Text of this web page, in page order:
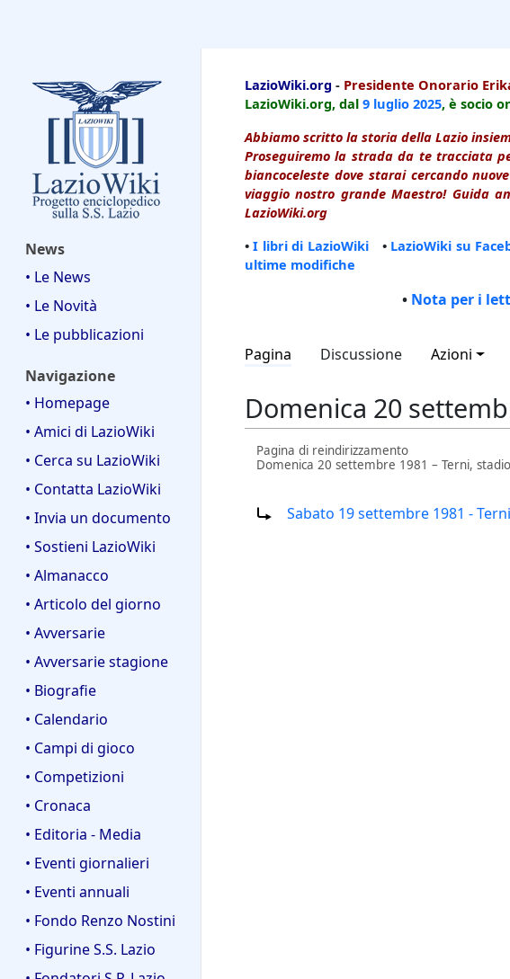
News
• Le News
• Le Novità
• Le pubblicazioni
Navigazione
• Homepage
• Amici di LazioWiki
• Cerca su LazioWiki
• Contatta LazioWiki
• Invia un documento
• Sostieni LazioWiki
• Almanacco
• Articolo del giorno
• Avversarie
• Avversarie stagione
• Biografie
• Calendario
• Campi di gioco
• Competizioni
• Cronaca
• Editoria - Media
• Eventi giornalieri
• Eventi annuali
• Fondo Renzo Nostini
• Figurine S.S. Lazio
LazioWiki.org - Presidente Onorario
LazioWiki.org, dal 9 luglio 2025, è socio
Abbiamo scritto la storia della Lazio
Proseguiremo la strada da te tracciata
biancoceleste dove starai cercando
viaggio nostro grande Maestro! Guida
LazioWiki.org
•I libri di LazioWiki• LazioWiki su
ultime modifiche
• Nota per i
Pagina Discussione Azioni
Domenica 20
Pagina di reindirizzamento
Domenica 20 settembre 1981 – Terni,
Sabato 19 settembre 1981 -